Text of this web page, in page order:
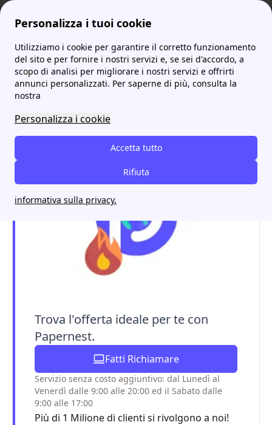
Personalizza i tuoi cookie
Utilizziamo i cookie per garantire il corretto funzionamento
del sito e per fornire i nostri servizi e, se sei d'accordo, a
scopo di analisi per migliorare i nostri servizi e offrirti
annunci personalizzati. Per saperne di più, consulta la
nostra
Personalizza i cookie
Accetta tutto
Rifiuta
informativa sulla privacy.
ProntoBolletta Confronto Fornitori Luce A2A o Eon? Un confronto tra i due fornitori di luce e gas
A2A o Eon? Un confronto
tra i due fornitori di luce e
gas
Trova l'offerta ideale per te con
Papernest.
Fatti Richiamare
Servizio senza costo aggiuntivo: dal Lunedì al
Venerdì dalle 9:00 alle 20:00 ed il Sabato dalle
9:00 alle 17:00
Più di 1 Milione di clienti si rivolgono a noi!